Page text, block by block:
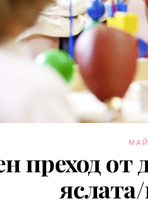
преход